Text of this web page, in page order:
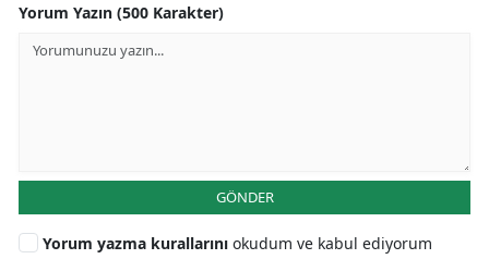
Yorum Yazın (500 Karakter)
GÖNDER
Yorum yazma kurallarını okudum ve kabul ediyorum